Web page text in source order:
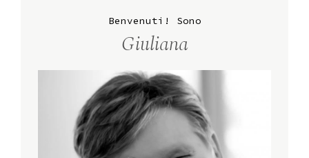
Benvenuti! Sono
Giuliana